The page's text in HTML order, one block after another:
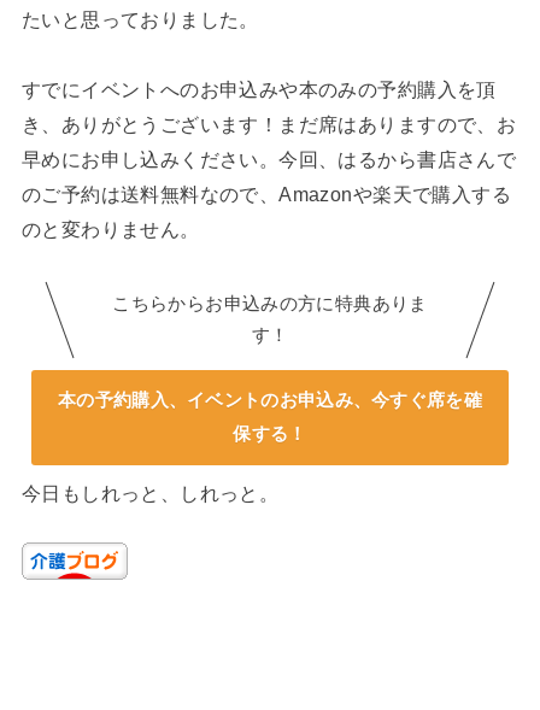
たいと思っておりました。
すでにイベントへのお申込みや本のみの予約購入を頂
き、ありがとうございます！まだ席はありますので、お
早めにお申し込みください。今回、はるから書店さんで
のご予約は送料無料なので、Amazonや楽天で購入する
のと変わりません。
こちらからお申込みの方に特典ありま
す！
本の予約購入、イベントのお申込み、今すぐ席を確
保する！
今日もしれっと、しれっと。